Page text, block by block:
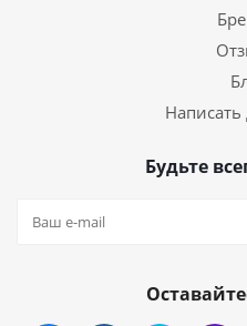
Написать
Будьте